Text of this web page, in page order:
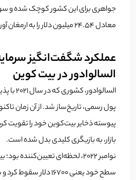
معادل ۲۴.۵۴ میلیون دلار را به ارمغان آورده است!
عملکرد شگفت‌انگیز
السالوادور در بیت کوین
پول رسمی، تاریخ‌ساز شد. از آن زمان
پیوسته ذخایر بیت‌کوین خود را تقویت
بازار، به بازیگری کلیدی بدل شده است.
نوامبر ۲۰۲۲، لحظه‌ای تعیین‌کننده
سطح خود یعنی ۱۶۷۰۰